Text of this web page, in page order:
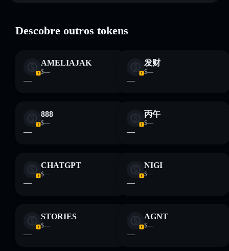
Aviso legal: Esta informação é apenas para fins educativos e
não constitui aconselhamento financeiro. Faz sempre a tua
pesquisa. Dados fornecidos pelo rugcheck.xyz.
Descobre outros tokens
AMELIAJAK
$—
—
发财
$—
—
888
$—
—
丙午
$—
—
CHATGPT
$—
—
NIGI
$—
—
STORIES
$—
—
AGNT
$—
—